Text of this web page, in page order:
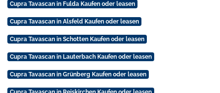
Cupra Tavascan in Fulda Kaufen oder leasen
Cupra Tavascan in Alsfeld Kaufen oder leasen
Cupra Tavascan in Schotten Kaufen oder leasen
Cupra Tavascan in Lauterbach Kaufen oder leasen
Cupra Tavascan in Grünberg Kaufen oder leasen